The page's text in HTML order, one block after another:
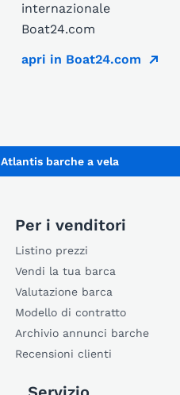
internazionale
Boat24.com
apri in Boat24.com
Atlantis barche a vela
Per i venditori
Listino prezzi
Vendi la tua barca
Valutazione barca
Modello di contratto
Archivio annunci barche
Recensioni clienti